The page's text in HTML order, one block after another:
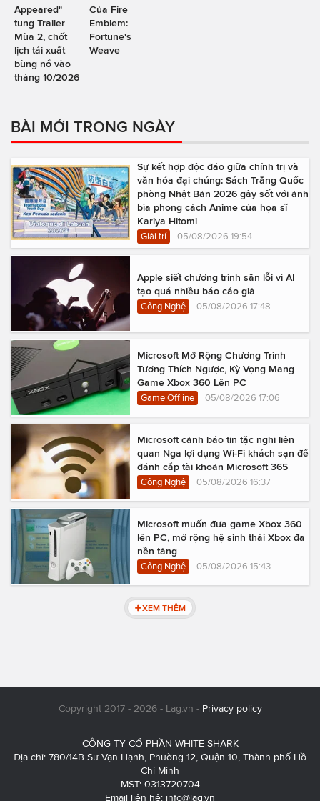
Appeared"
tung Trailer
Mùa 2, chốt
lịch tái xuất
bùng nổ vào
tháng 10/2026
Của Fire
Emblem:
Fortune's
Weave
BÀI MỚI TRONG NGÀY
Sự kết hợp độc đáo giữa chính trị và
văn hóa đại chúng: Sách Trắng Quốc
phòng Nhật Bản 2026 gây sốt với ảnh
bìa phong cách Anime của họa sĩ
Kariya Hitomi
Giải trí 05/08/2026 19:54
Apple siết chương trình săn lỗi vì AI
tạo quá nhiều báo cáo giả
Công Nghệ 05/08/2026 17:48
Microsoft Mở Rộng Chương Trình
Tương Thích Ngược, Kỳ Vọng Mang
Game Xbox 360 Lên PC
Game Offline 05/08/2026 17:06
Microsoft cảnh báo tin tặc nghi liên
quan Nga lợi dụng Wi-Fi khách sạn để
đánh cắp tài khoản Microsoft 365
Công Nghệ 05/08/2026 16:37
Microsoft muốn đưa game Xbox 360
lên PC, mở rộng hệ sinh thái Xbox đa
nền tảng
Công Nghệ 05/08/2026 15:43
XEM THÊM
Copyright 2017 - 2026 - Lag.vn - Privacy policy
CÔNG TY CỔ PHẦN WHITE SHARK
Địa chỉ: 780/14B Sư Vạn Hạnh, Phường 12, Quận 10, Thành phố Hồ
Chí Minh
MST: 0313720704
Email liên hệ: info@lag.vn